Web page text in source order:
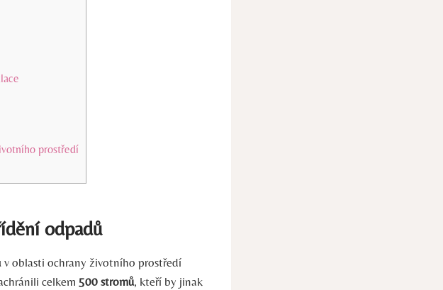
prostředí
odpadů
v oblasti ochrany životního prostředí
celkem 500 stromů, kteří by jinak